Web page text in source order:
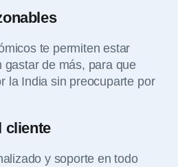
te permiten estar
gastar de más, para que
la India sin preocuparte por
cliente
y soporte en todo